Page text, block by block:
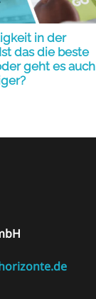
in der
das die beste
geht es auch